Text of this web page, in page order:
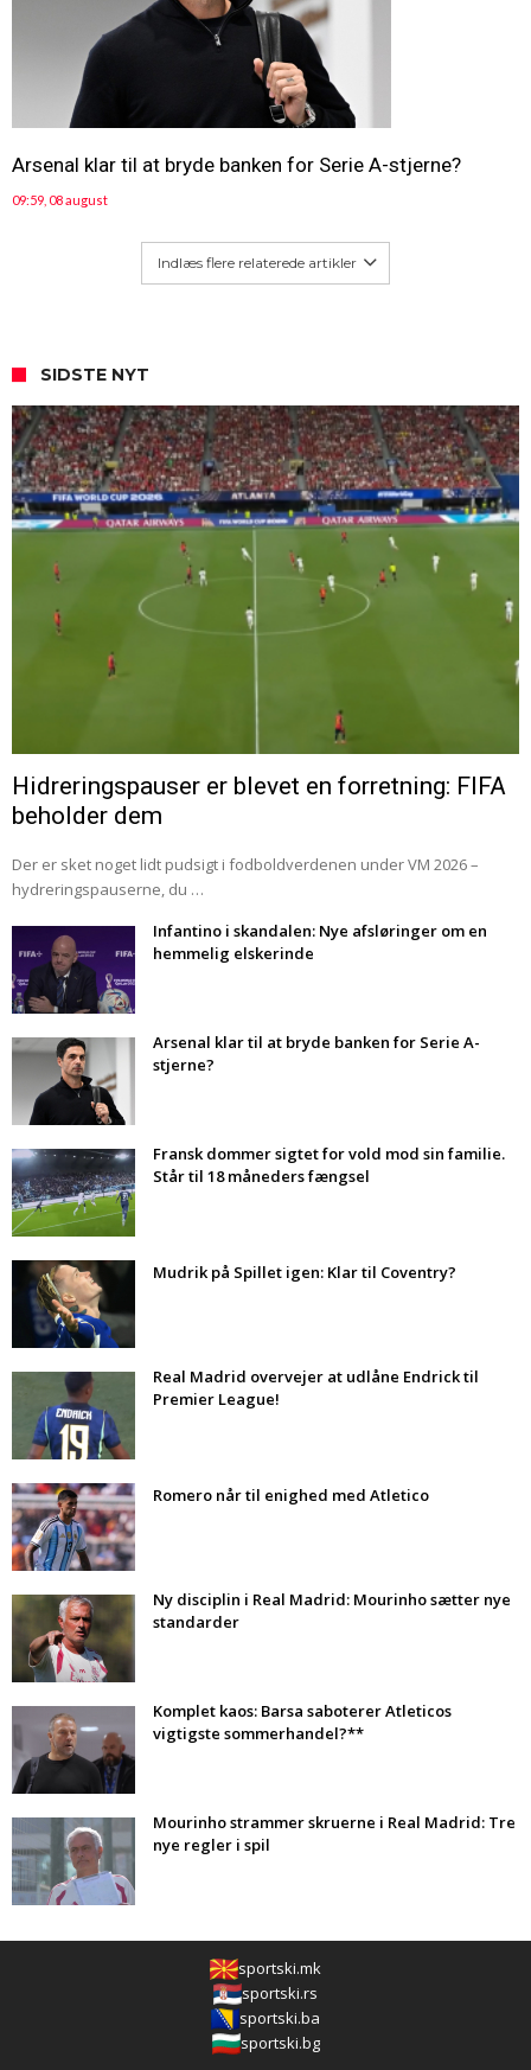
Arsenal klar til at bryde banken for Serie A-stjerne?
09:59, 08 august
Indlæs flere relaterede artikler
SIDSTE NYT
Hidreringspauser er blevet en forretning: FIFA
beholder dem
Der er sket noget lidt pudsigt i fodboldverdenen under VM 2026 –
hydreringspauserne, du …
Infantino i skandalen: Nye afsløringer om en
hemmelig elskerinde
Arsenal klar til at bryde banken for Serie A-
stjerne?
Fransk dommer sigtet for vold mod sin familie.
Står til 18 måneders fængsel
Mudrik på Spillet igen: Klar til Coventry?
Real Madrid overvejer at udlåne Endrick til
Premier League!
Romero når til enighed med Atletico
Ny disciplin i Real Madrid: Mourinho sætter nye
standarder
Komplet kaos: Barsa saboterer Atleticos
vigtigste sommerhandel?**
Mourinho strammer skruerne i Real Madrid: Tre
nye regler i spil
sportski.mk
sportski.rs
sportski.ba
sportski.bg